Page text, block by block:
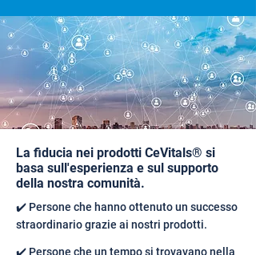
La fiducia nei prodotti CeVitals® si
basa sull'esperienza e sul supporto
della nostra comunità.
✔️ Persone che hanno ottenuto un successo
straordinario grazie ai nostri prodotti.
✔️ Persone che un tempo si trovavano nella